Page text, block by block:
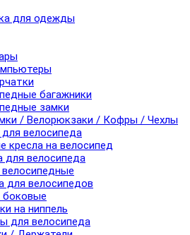
для одежды
багажники
замки
/ Велорюкзаки / Кофры / Чехлы
для велосипеда
кресла на велосипед
для велосипеда
для велосипедов
боковые
на ниппель
для велосипеда